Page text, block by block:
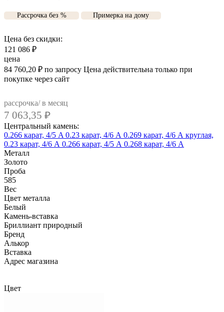
Рассрочка без % Примерка на дому
Цена без скидки:
121 086 ₽
цена
84 760,20 ₽ по запросу Цена действительна только при
покупке через сайт
рассрочка/ в месяц
7 063,35 ₽
Центральный камень:
0.266 карат, 4/5 A 0.23 карат, 4/6 А 0.269 карат, 4/6 А круглая,
0.23 карат, 4/6 А 0.266 карат, 4/5 А 0.268 карат, 4/6 А
Металл
Золото
Проба
585
Вес
Цвет металла
Белый
Камень-вставка
Бриллиант природный
Бренд
Алькор
Вcтавка
Адрес магазина
Цвет